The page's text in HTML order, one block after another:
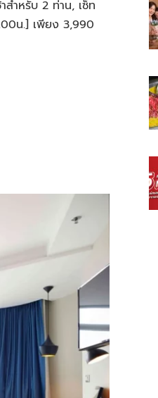
สำหรับ 2 ท่าน, เซ็ท
น.] เพียง 3,990